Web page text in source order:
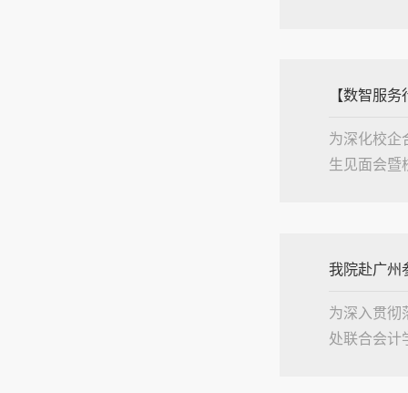
【数智服
为深化校企
生见面会暨
我院赴广州
为深入贯彻
处联合会计